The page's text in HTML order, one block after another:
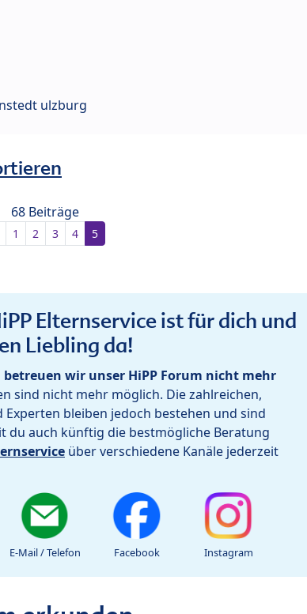
ulzburg
68 Beiträge
1 2 3 4 5
Elternservice ist für dich und
Liebling da!
wir unser HiPP Forum nicht mehr
sind nicht mehr möglich. Die zahlreichen,
bleiben jedoch bestehen und sind
du auch künftig die bestmögliche Beratung
über verschiedene Kanäle jederzeit
E-Mail / Telefon Facebook Instagram